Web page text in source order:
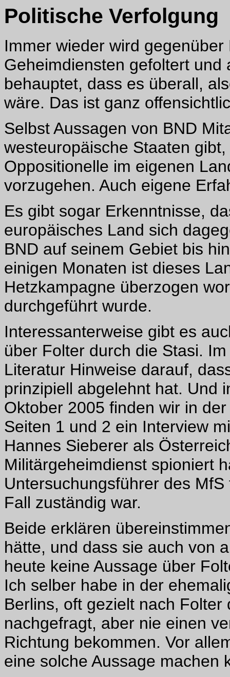
Politische Verfolgung
Immer wieder wird
Geheimdiensten gefoltert
behauptet, dass es überall,
wäre. Das ist ganz
Selbst Aussagen von BND
westeuropäische Staaten
Oppositionelle im eigenen
vorzugehen. Auch eigene
Es gibt sogar Erkenntnisse,
europäisches Land sich
BND auf seinem Gebiet bis
einigen Monaten ist dieses
Hetzkampagne überzogen
durchgeführt wurde.
Interessanterweise gibt es
über Folter durch die Stasi.
Literatur Hinweise darauf,
prinzipiell abgelehnt hat. Und
Oktober 2005 finden wir in
Seiten 1 und 2 ein Interview
Hannes Sieberer als
Militärgeheimdienst spioniert
Untersuchungsführer des
Fall zuständig war.
Beide erklären
hätte, und dass sie auch von
heute keine Aussage über
Ich selber habe in der
Berlins, oft gezielt nach
nachgefragt, aber nie einen
Richtung bekommen. Vor
eine solche Aussage machen